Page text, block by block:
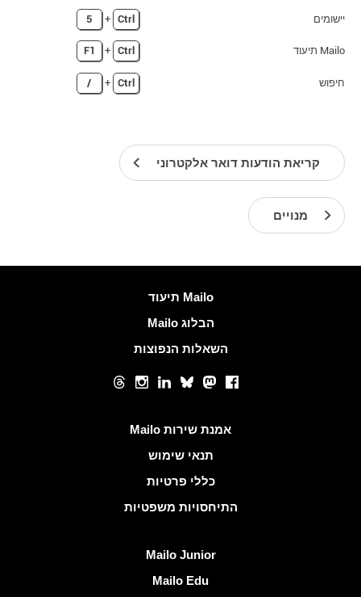
יישומים Ctrl
+
5
Mailo תיעוד Ctrl
+
F1
חיפוש Ctrl
+
/
קריאת הודעות דואר אלקטרוני
מנויים
Mailo תיעוד
הבלוג Mailo
השאלות הנפוצות
Facebook
Mastodon
Bluesky
LinkedIn
Instagram
Threads
אמנת שירות Mailo
תנאי שימוש
כללי פרטיות
התיחסויות משפטיות
Mailo Junior
Mailo Edu